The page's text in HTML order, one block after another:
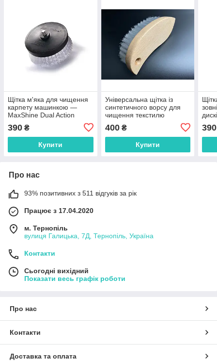
Щітка м'яка для чищення
карпету машинкою —
MaxShine Dual Action
(7012009)
390 ₴
Купити
Універсальна щітка із
синтетичного ворсу для
чищення текстилю
400₴
Купити
390
Про нас
93% позитивних з 511 відгуків за рік
Працює з 17.04.2020
м. Тернопіль
вулиця Галицька, 7Д, Тернопіль, Україна
Контакти
Сьогодні вихідний
Показати весь графік роботи
Про нас
Контакти
Доставка та оплата